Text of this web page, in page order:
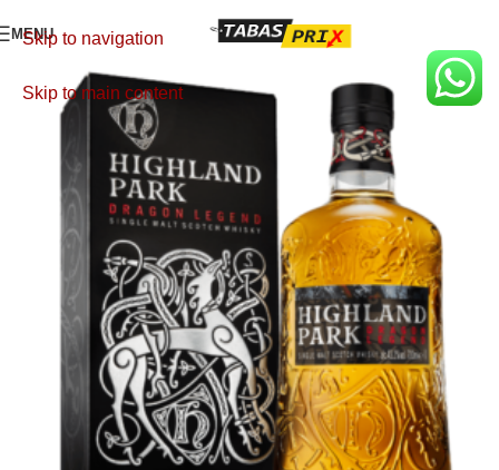
Skip to navigation
Skip to main content
MENU